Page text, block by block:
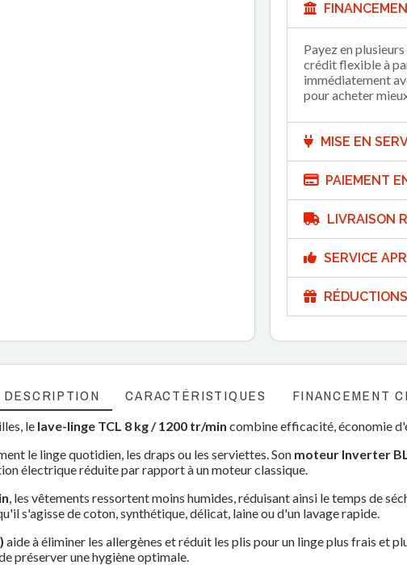
Payez en
crédit flexible à
immédiatement
pour acheter
MISE EN
PAIEMENT
LIVRAISON
SERVICE
DESCRIPTION CARACTÉRISTIQUES FINANCEMENT
le lave-linge TCL 8 kg / 1200 tr/min combine efficacité, économie
le linge quotidien, les draps ou les serviettes. Son moteur Inverter
électrique réduite par rapport à un moteur classique.
, les vêtements ressortent moins humides, réduisant ainsi le temps de
s'agisse de coton, synthétique, délicat, laine ou d'un lavage rapide.
aide à éliminer les allergènes et réduit les plis pour un linge plus frais et
préserver une hygiène optimale.